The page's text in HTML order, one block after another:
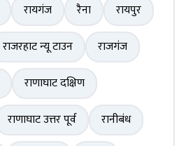
रायगंज रैना
रायपुर
राजरहाट न्यू टाउन
राजगंज
राणाघाट दक्षिण
राणाघाट उत्तर पूर्व
रानीबंध